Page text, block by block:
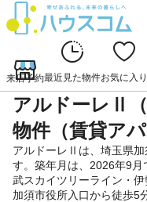
来店予約最近見た物件お気に入り
アルドーレⅡ
物件（賃貸アパ
アルドーレⅡは、埼玉県
す。築年月は、2026年9
武スカイツリーライン・
加須市役所入口から徒歩5